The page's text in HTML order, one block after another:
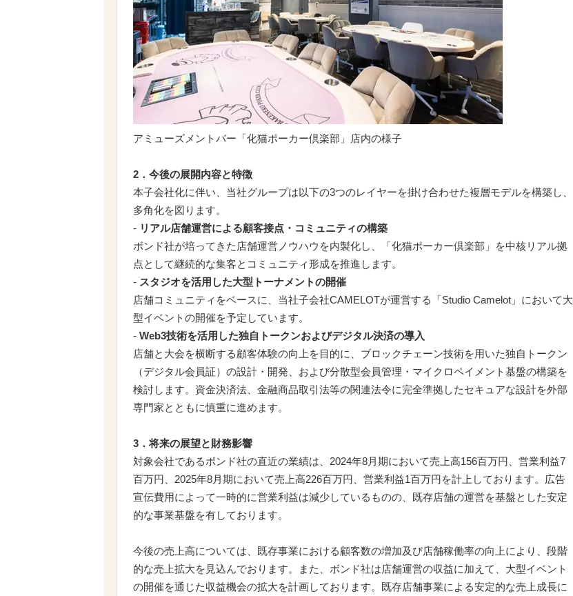
アミューズメントバー「化猫ポーカー倶楽部」店内の様子
2．今後の展開内容と特徴
本子会社化に伴い、当社グループは以下の3つのレイヤーを掛け合わせた複層モデルを構築し、
多角化を図ります。
- リアル店舗運営による顧客接点・コミュニティの構築
ボンド社が培ってきた店舗運営ノウハウを内製化し、「化猫ポーカー倶楽部」を中核リアル拠
点として継続的な集客とコミュニティ形成を推進します。
- スタジオを活用した大型トーナメントの開催
店舗コミュニティをベースに、当社子会社CAMELOTが運営する「Studio Camelot」において大
型イベントの開催を予定しています。
- Web3技術を活用した独自トークンおよびデジタル決済の導入
店舗と大会を横断する顧客体験の向上を目的に、ブロックチェーン技術を用いた独自トークン
（デジタル会員証）の設計・開発、および分散型会員管理・マイクロペイメント基盤の構築を
検討します。資金決済法、金融商品取引法等の関連法令に完全準拠したセキュアな設計を外部
専門家とともに慎重に進めます。
3．将来の展望と財務影響
対象会社であるボンド社の直近の業績は、2024年8月期において売上高156百万円、営業利益7
百万円、2025年8月期において売上高226百万円、営業利益1百万円を計上しております。広告
宣伝費用によって一時的に営業利益は減少しているものの、既存店舗の運営を基盤とした安定
的な事業基盤を有しております。
今後の売上高については、既存事業における顧客数の増加及び店舗稼働率の向上により、段階
的な売上拡大を見込んでおります。また、ボンド社は店舗運営の収益に加えて、大型イベント
の開催を通じた収益機会の拡大を計画しております。既存店舗事業による安定的な売上成長に